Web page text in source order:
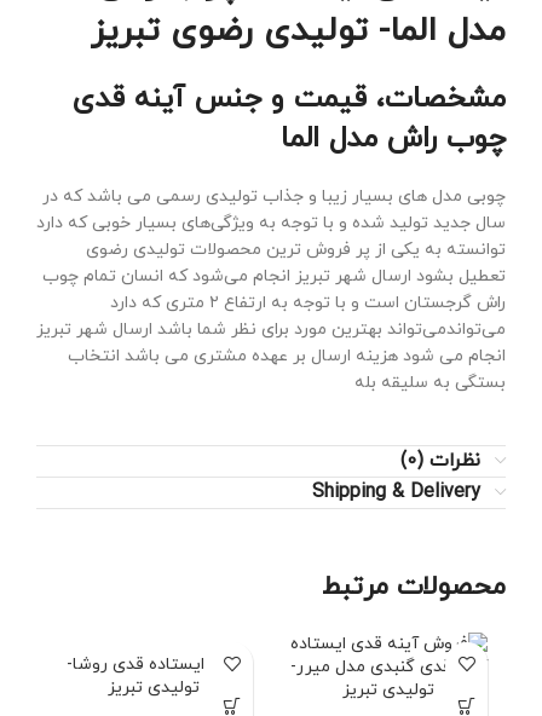
مدل الما- تولیدی رضوی تبریز
مشخصات، قیمت و جنس آینه قدی
چوب راش مدل الما
چوبی مدل های بسیار زیبا و جذاب تولیدی رسمی می باشد که در
سال جدید تولید شده و با توجه به ویژگی‌های بسیار خوبی که دارد
توانسته به یکی از پر فروش ترین محصولات تولیدی رضوی
تعطیل بشود ارسال شهر تبریز انجام می‌شود که انسان تمام چوب
راش گرجستان است و با توجه به ارتفاع ۲ متری که دارد
می‌تواندمی‌تواند بهترین مورد برای نظر شما باشد ارسال شهر تبریز
انجام می شود هزینه ارسال بر عهده مشتری می باشد انتخاب
بستگی به سلیقه بله
نظرات (0)
Shipping & Delivery
محصولات مرتبط
آینه قدی گنبدی مدل میرر-
تولیدی تبریز
آینه ایستاده قدی روشا-
تولیدی تبریز